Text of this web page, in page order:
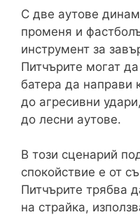
С две аутове
променя и
инструмент за
Питчърите могат
батера да направи
до агресивни
до лесни аутове.
В този сценарий
спокойствие е от
Питчърите трябва
на страйка,